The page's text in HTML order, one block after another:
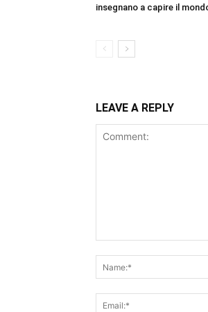
insegnano a capire il
LEAVE A REPLY